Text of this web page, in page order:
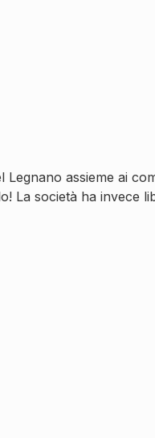
assieme ai
La società ha invece